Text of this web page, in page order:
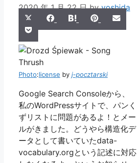
2020 年 1 月 22 日 byyoshida
Share
on
(Twitter)
Share
on
Facebook
Share
on
Hatena Share
on
PinterestShare
on
Share
on
Pocket
Photo:license by j-pocztarski
Google Search Consoleから、
私のWordPressサイトで、パンく
ずリストに問題があるよ！とメー
ルがきました。どうやら構造化デ
ータとして書いていたdata-
vocabulary.orgという記述に対応